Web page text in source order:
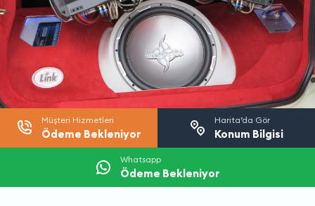
Müşteri Hizmetleri
Ödeme Bekleniyor
Harita’da Gör
Konum Bilgisi
Whatsapp
Ödeme Bekleniyor